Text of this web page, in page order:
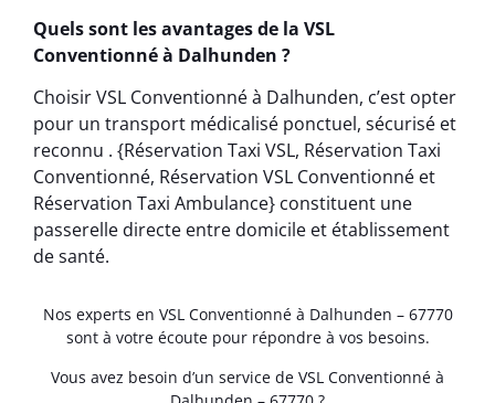
Quels sont les avantages de la VSL
Conventionné à Dalhunden ?
Choisir VSL Conventionné à Dalhunden, c’est opter
pour un transport médicalisé ponctuel, sécurisé et
reconnu . {Réservation Taxi VSL, Réservation Taxi
Conventionné, Réservation VSL Conventionné et
Réservation Taxi Ambulance} constituent une
passerelle directe entre domicile et établissement
de santé.
Nos experts en VSL Conventionné à Dalhunden – 67770
sont à votre écoute pour répondre à vos besoins.
Vous avez besoin d’un service de VSL Conventionné à